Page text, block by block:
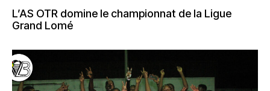
L’AS OTR domine le championnat de la Ligue
Grand Lomé